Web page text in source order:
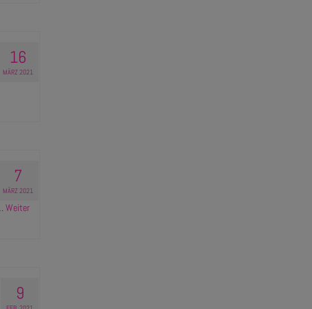
16
MÄRZ 2021
7
MÄRZ 2021
Weiter
9